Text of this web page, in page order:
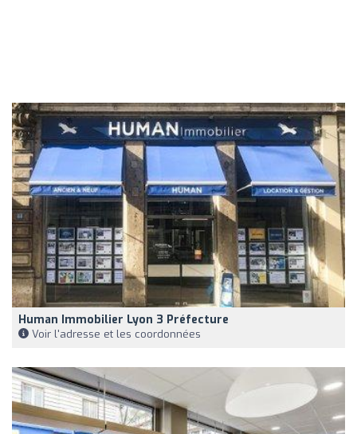
Human Immobilier Lyon 3 Préfecture
Voir l'adresse et les coordonnées